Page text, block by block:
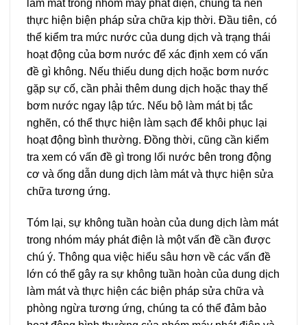
làm mát trong nhóm máy phát điện, chúng ta nên
thực hiện biện pháp sửa chữa kịp thời. Đầu tiên, có
thể kiểm tra mức nước của dung dịch và trạng thái
hoạt động của bơm nước để xác định xem có vấn
đề gì không. Nếu thiếu dung dịch hoặc bơm nước
gặp sự cố, cần phải thêm dung dịch hoặc thay thế
bơm nước ngay lập tức. Nếu bộ làm mát bị tắc
nghẽn, có thể thực hiện làm sạch để khôi phục lại
hoạt động bình thường. Đồng thời, cũng cần kiểm
tra xem có vấn đề gì trong lối nước bên trong động
cơ và ống dẫn dung dịch làm mát và thực hiện sửa
chữa tương ứng.
Tóm lại, sự không tuần hoàn của dung dịch làm mát
trong nhóm máy phát điện là một vấn đề cần được
chú ý. Thông qua việc hiểu sâu hơn về các vấn đề
lớn có thể gây ra sự không tuần hoàn của dung dịch
làm mát và thực hiện các biện pháp sửa chữa và
phòng ngừa tương ứng, chúng ta có thể đảm bảo